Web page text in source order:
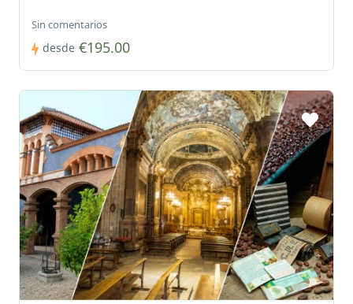
Sin comentarios
desde €195.00